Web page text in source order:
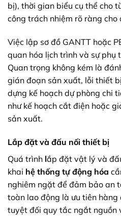
bị), thời gian biểu cụ thể cho
công trách nhiệm rõ ràng cho
Việc lập sơ đồ GANTT hoặc
quan hóa lịch trình và sự phụ
Quan trọng không kém là
gián đoạn sản xuất, lỗi thiết
dựng kế hoạch dự phòng chi
như kế hoạch cắt điện hoặc
sản xuất.
Lắp đặt và đấu nối thiết bị
Quá trình lắp đặt vật lý và
khai hệ thống tự động hóa
nghiêm ngặt để đảm bảo an
toàn lao động là ưu tiên hàng
tuyệt đối quy tắc ngắt nguồn